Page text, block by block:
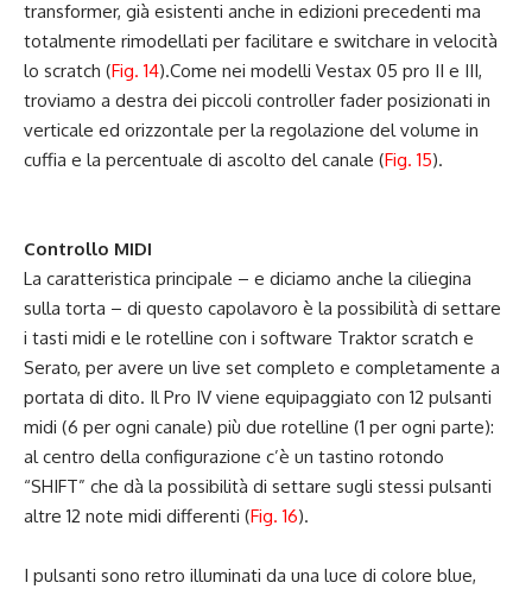
transformer, già esistenti anche in edizioni precedenti ma
totalmente rimodellati per facilitare e switchare in velocità
lo scratch (Fig. 14).Come nei modelli Vestax 05 pro II e III,
troviamo a destra dei piccoli controller fader posizionati in
verticale ed orizzontale per la regolazione del volume in
cuffia e la percentuale di ascolto del canale (Fig. 15).
Controllo MIDI
La caratteristica principale – e diciamo anche la ciliegina
sulla torta – di questo capolavoro è la possibilità di settare
i tasti midi e le rotelline con i software Traktor scratch e
Serato, per avere un live set completo e completamente a
portata di dito. Il Pro IV viene equipaggiato con 12 pulsanti
midi (6 per ogni canale) più due rotelline (1 per ogni parte):
al centro della configurazione c’è un tastino rotondo
“SHIFT” che dà la possibilità di settare sugli stessi pulsanti
altre 12 note midi differenti (Fig. 16).
I pulsanti sono retro illuminati da una luce di colore blue,